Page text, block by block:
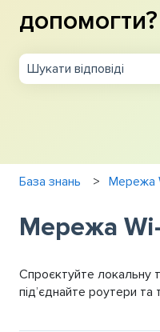
допомогти?
База знань Мережа
Мережа
Спроєктуйте локальну
підʼєднайте роутери та